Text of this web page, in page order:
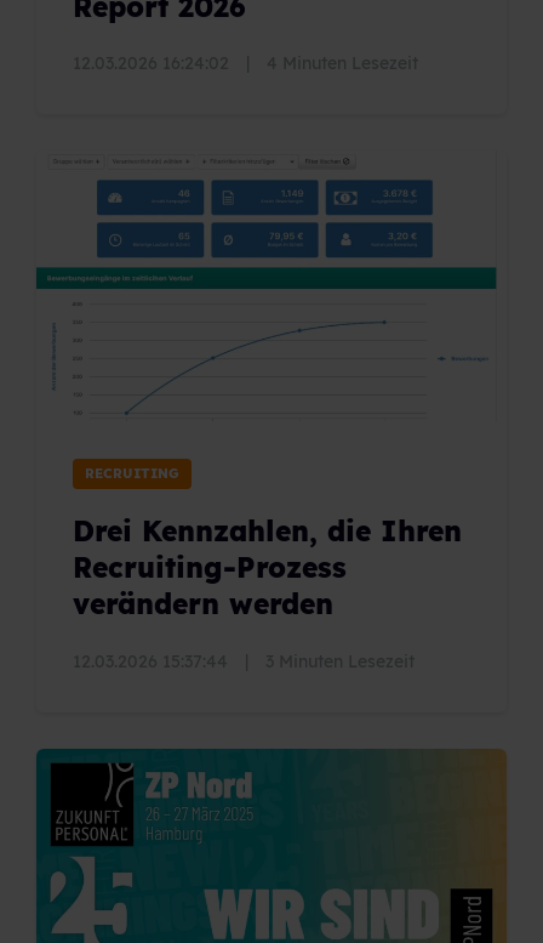
RECRUITING
Drei Kennzahlen, die Ihren
Recruiting-Prozess
verändern werden